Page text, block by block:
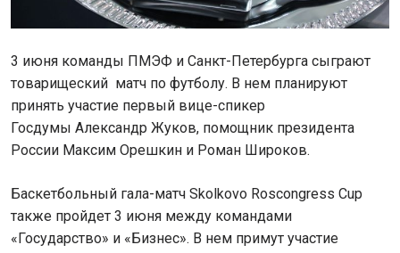
3 июня команды ПМЭФ и Санкт-Петербурга сыграют
товарищеский матч по футболу. В нем планируют
принять участие первый вице-спикер
Госдумы Александр Жуков, помощник президента
России Максим Орешкин и Роман Широков.
Баскетбольный гала-матч Skolkovo Roscongress Cup
также пройдет 3 июня между командами
«Государство» и «Бизнес». В нем примут участие